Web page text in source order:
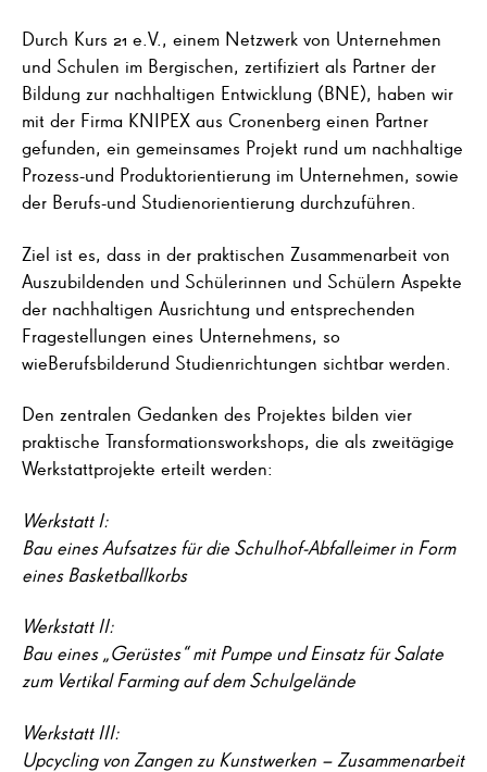
Durch Kurs 21 e.V., einem Netzwerk von Unternehmen
und Schulen im Bergischen, zertifiziert als Partner der
Bildung zur nachhaltigen Entwicklung (BNE), haben wir
mit der Firma KNIPEX aus Cronenberg einen Partner
gefunden, ein gemeinsames Projekt rund um nachhaltige
Prozess-und Produktorientierung im Unternehmen, sowie
der Berufs-und Studienorientierung durchzuführen.
Ziel ist es, dass in der praktischen Zusammenarbeit von
Auszubildenden und Schülerinnen und Schülern Aspekte
der nachhaltigen Ausrichtung und entsprechenden
Fragestellungen eines Unternehmens, so
wieBerufsbilderund Studienrichtungen sichtbar werden.
Den zentralen Gedanken des Projektes bilden vier
praktische Transformationsworkshops, die als zweitägige
Werkstattprojekte erteilt werden:
Werkstatt I:
Bau eines Aufsatzes für die Schulhof-Abfalleimer in Form
eines Basketballkorbs
Werkstatt II:
Bau eines „Gerüstes“ mit Pumpe und Einsatz für Salate
zum Vertikal Farming auf dem Schulgelände
Werkstatt III:
Upcycling von Zangen zu Kunstwerken – Zusammenarbeit